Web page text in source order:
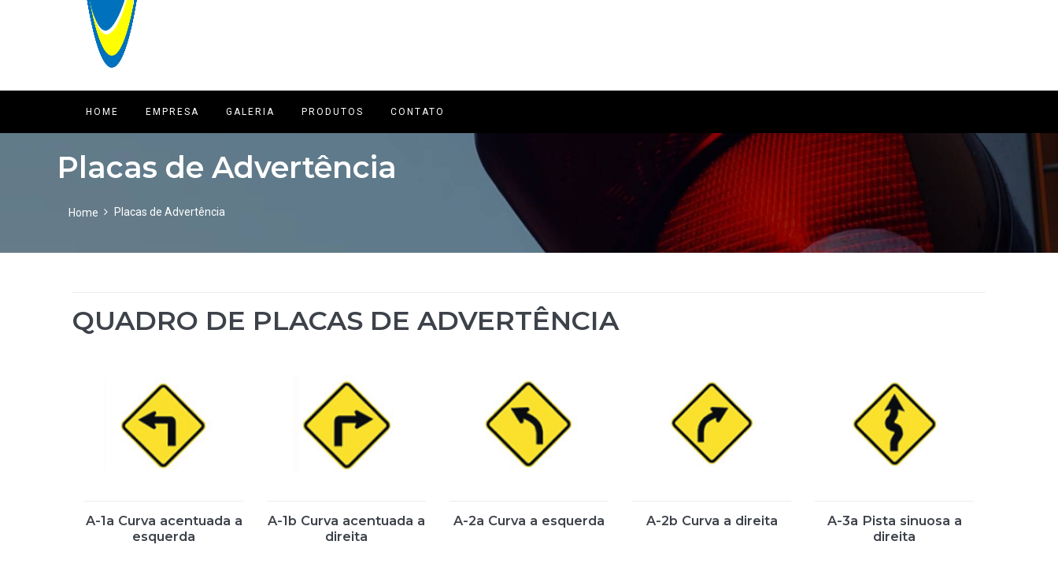
HOME EMPRESA GALERIA PRODUTOS CONTATO
Placas de Advertência
Home Placas de Advertência
QUADRO DE PLACAS DE ADVERTÊNCIA
A-1a Curva acentuada a
esquerda
A-1b Curva acentuada a
direita
A-2a Curva a esquerda A-2b Curva a direita
A-3a Pista sinuosa a
direita